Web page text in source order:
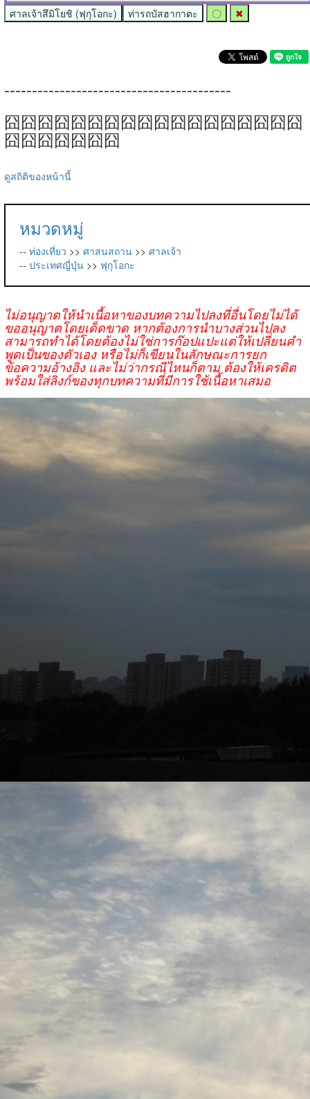
ศาลเจ้าสึมิโยชิ (ฟุกุโอกะ) ท่ารถบัสฮากาตะ 〇 ✖
-----------------------------------------
囧囧囧囧囧囧囧囧囧囧囧囧囧囧囧囧囧囧
囧囧囧囧囧囧囧
ดูสถิติของหน้านี้
หมวดหมู่
-- ท่องเที่ยว >> ศาสนสถาน >> ศาลเจ้า
-- ประเทศญี่ปุ่น >> ฟุกุโอกะ
ไม่อนุญาตให้นำเนื้อหาของบทความไปลงที่อื่นโดยไม่ได้
ขออนุญาตโดยเด็ดขาด หากต้องการนำบางส่วนไปลง
สามารถทำได้โดยต้องไม่ใช่การก๊อปแปะแต่ให้เปลี่ยนคำ
พูดเป็นของตัวเอง หรือไม่ก็เขียนในลักษณะการยก
ข้อความอ้างอิง และไม่ว่ากรณีไหนก็ตาม ต้องให้เครดิต
พร้อมใส่ลิงก์ของทุกบทความที่มีการใช้เนื้อหาเสมอ